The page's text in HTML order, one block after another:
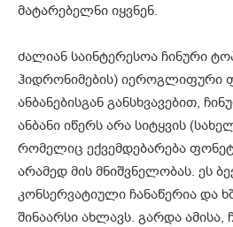
მატარებელნი იყვნენ.
ძალიან საინტერესოა ჩინური
ჰიდრონიმების) იეროგლიფური
ანბანებისგან განსხვავებით,
ანბანი იწერს არა სიტყვის
რომელიც ექვემდებარება
არამედ მის მნიშვნელობას. ეს
კონსერვატიული ჩანაწერია და
შინაარსი ახლავს. გარდა ამისა,